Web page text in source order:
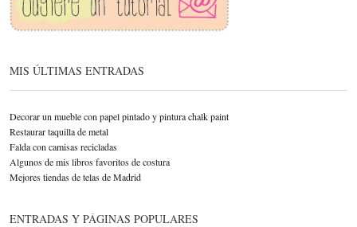
MIS ÚLTIMAS ENTRADAS
Decorar un mueble con papel pintado y pintura chalk paint
Restaurar taquilla de metal
Falda con camisas recicladas
Algunos de mis libros favoritos de costura
Mejores tiendas de telas de Madrid
ENTRADAS Y PÁGINAS POPULARES